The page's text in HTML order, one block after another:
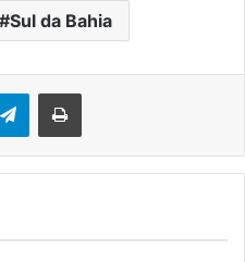
Sul da Bahia
TelegramImprimir